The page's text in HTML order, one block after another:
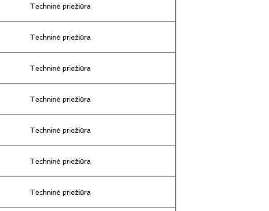
Techninė priežiūra
Techninė priežiūra
Techninė priežiūra
Techninė priežiūra
Techninė priežiūra
Techninė priežiūra
Techninė priežiūra